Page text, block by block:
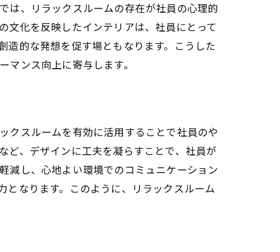
化
は、リラックスルームの存在が社員の心理的
文化を反映したインテリアは、社員にとって
造的な発想を促す場ともなります。こうした
ンス向上に寄与します。
クスルームを有効に活用することで社員のや
ど、デザインに工夫を凝らすことで、社員が
減し、心地よい環境でのコミュニケーション
となります。このように、リラックスルーム